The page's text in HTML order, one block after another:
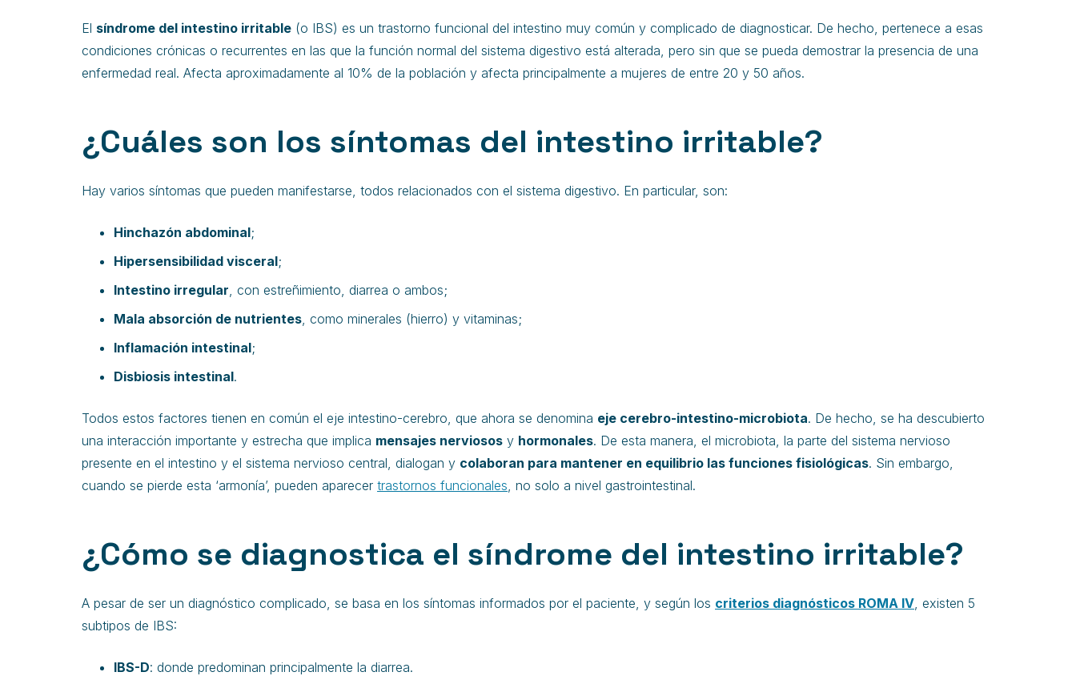
El síndrome del intestino irritable (o IBS) es un trastorno funcional del intestino muy común y complicado de diagnosticar. De hecho, pertenece a esas
condiciones crónicas o recurrentes en las que la función normal del sistema digestivo está alterada, pero sin que se pueda demostrar la presencia de una
enfermedad real. Afecta aproximadamente al 10% de la población y afecta principalmente a mujeres de entre 20 y 50 años.
¿Cuáles son los síntomas del intestino irritable?
Hay varios síntomas que pueden manifestarse, todos relacionados con el sistema digestivo. En particular, son:
Hinchazón abdominal;
Hipersensibilidad visceral;
Intestino irregular, con estreñimiento, diarrea o ambos;
Mala absorción de nutrientes, como minerales (hierro) y vitaminas;
Inflamación intestinal;
Disbiosis intestinal.
Todos estos factores tienen en común el eje intestino-cerebro, que ahora se denomina eje cerebro-intestino-microbiota. De hecho, se ha descubierto
una interacción importante y estrecha que implica mensajes nerviosos y hormonales. De esta manera, el microbiota, la parte del sistema nervioso
presente en el intestino y el sistema nervioso central, dialogan y colaboran para mantener en equilibrio las funciones fisiológicas. Sin embargo,
cuando se pierde esta ‘armonía’, pueden aparecer trastornos funcionales, no solo a nivel gastrointestinal.
¿Cómo se diagnostica el síndrome del intestino irritable?
A pesar de ser un diagnóstico complicado, se basa en los síntomas informados por el paciente, y según los criterios diagnósticos ROMA IV, existen 5
subtipos de IBS:
IBS-D: donde predominan principalmente la diarrea.